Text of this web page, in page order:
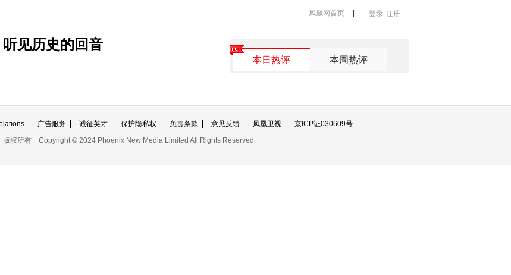
凤凰网首页 登录 注册
见历史的回音
本日热评 本周热评
广告服务 诚征英才 保护隐私权 免责条款 意见反馈 凤凰卫视
京ICP证030609号
版权所有 Copyright © 2024 Phoenix New Media Limited All Rights Reserved.